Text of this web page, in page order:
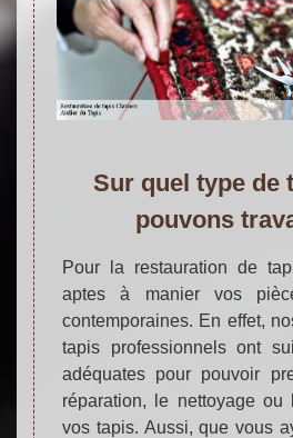
Sur quel type de
pouvons
Pour la restauration de
aptes à manier vos
contemporaines. En effet,
tapis professionnels ont
adéquates pour pouvoir
réparation, le nettoyage ou
vos tapis. Aussi, que vous